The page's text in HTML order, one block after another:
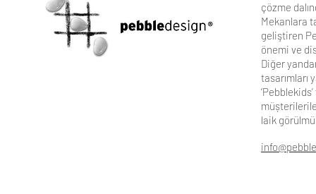
çözme
Mekanlara
geliştiren
önemi ve
Diğer
tasarımları
laik